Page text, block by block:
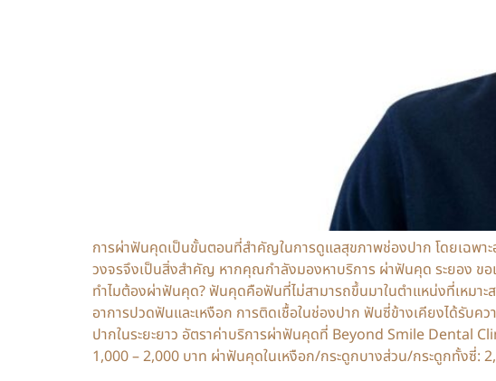
การผ่าฟันคุดเป็นขั้นตอนที่สำคัญในการดูแลสุขภาพช่องปาก โดยเฉพา
วงจรจึงเป็นสิ่งสำคัญ หากคุณกำลังมองหาบริการ ผ่าฟันคุด ระยอง
ทำไมต้องผ่าฟันคุด? ฟันคุดคือฟันที่ไม่สามารถขึ้นมาในตำแหน่งที่เหม
อาการปวดฟันและเหงือก การติดเชื้อในช่องปาก ฟันซี่ข้างเคียงได้รับ
ปากในระยะยาว อัตราค่าบริการผ่าฟันคุดที่ Beyond Smile Dental
1,000 – 2,000 บาท ผ่าฟันคุดในเหงือก/กระดูกบางส่วน/กระดูกทั้งซี่